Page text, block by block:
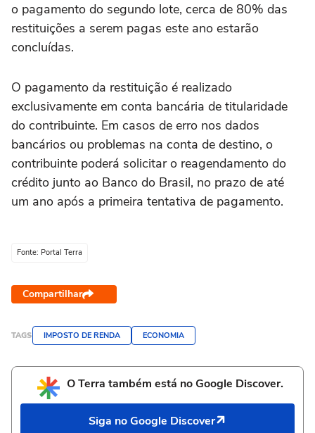
o pagamento do segundo lote, cerca de 80% das
restituições a serem pagas este ano estarão
concluídas.
O pagamento da restituição é realizado
exclusivamente em conta bancária de titularidade
do contribuinte. Em casos de erro nos dados
bancários ou problemas na conta de destino, o
contribuinte poderá solicitar o reagendamento do
crédito junto ao Banco do Brasil, no prazo de até
um ano após a primeira tentativa de pagamento.
Fonte: Portal Terra
Compartilhar
TAGS IMPOSTO DE RENDA ECONOMIA
O Terra também está no Google Discover.
Siga no Google Discover